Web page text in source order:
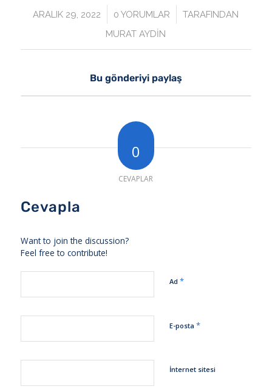
ARALIK 29, 2022
/ 0 YORUMLAR
/
TARAFINDAN
MURAT AYDIN
Bu gönderiyi paylaş
0
CEVAPLAR
Cevapla
Want to join the discussion?
Feel free to contribute!
Ad *
E-posta *
İnternet sitesi